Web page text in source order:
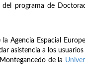
programa de
Agencia Espacial
asistencia a los
de la